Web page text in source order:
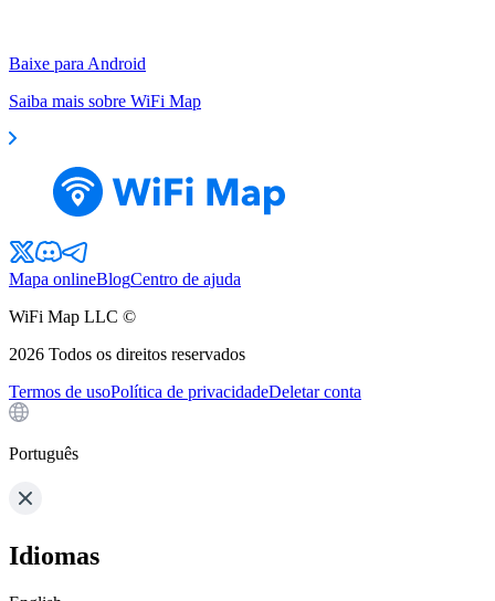
Baixe para Android
Saiba mais sobre WiFi Map
Mapa onlineBlogCentro de ajuda
WiFi Map LLC ©
2026 Todos os direitos reservados
Termos de usoPolítica de privacidadeDeletar conta
Português
Idiomas